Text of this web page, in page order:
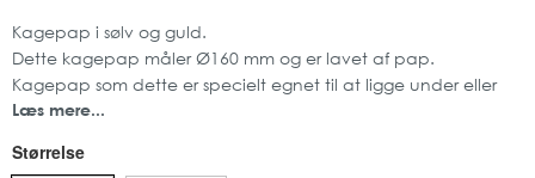
Kagepap i sølv og guld.
Dette kagepap måler Ø160 mm og er lavet af pap.
Kagepap som dette er specielt egnet til at ligge under eller
imellem lagene på kagen.
m.m.
Læs mere...
Størrelse